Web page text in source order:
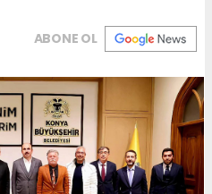
ABONE OL